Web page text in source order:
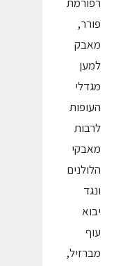
פורר,
מאבק
למען
מגדלי
העופות
לרבות
מאבקי
הלולנים
ונגד
יבוא
עוף
מברזיל,